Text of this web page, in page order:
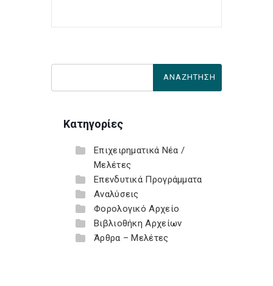
Κατηγορίες
Επιχειρηματικά Νέα /
Μελέτες
Επενδυτικά Προγράμματα
Αναλύσεις
Φορολογικό Αρχείο
Βιβλιοθήκη Αρχείων
Άρθρα – Μελέτες